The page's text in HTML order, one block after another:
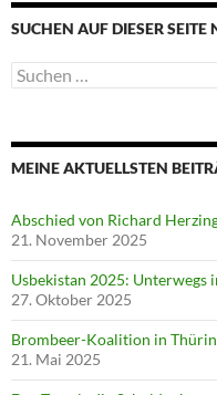
SUCHEN AUF DIESER
Suche
nach:
MEINE AKTUELLSTEN
Abschied von Richard
21. November 2025
Usbekistan 2025: Unterwegs
27. Oktober 2025
Brombeer-Koalition in
21. Mai 2025